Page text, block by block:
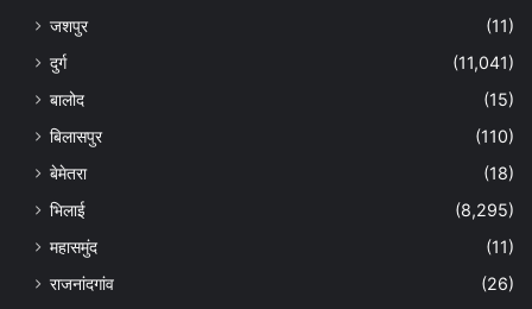
जशपुर
(11)
दुर्ग
(11,041)
बालोद
(15)
बिलासपुर
(110)
बेमेतरा
(18)
भिलाई
(8,295)
महासमुंद
(11)
राजनांदगांव
(26)